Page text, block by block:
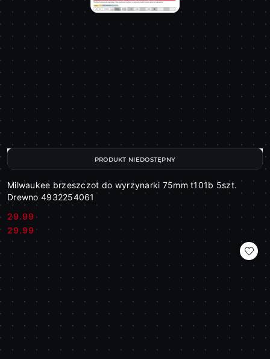
Milwaukee brzeszczot do wyrzynarki 75mm t101b 5szt.
Drewno 4932254061
Cena:
29.99
Cena:
29.99
PRODUKT NIEDOSTĘPNY